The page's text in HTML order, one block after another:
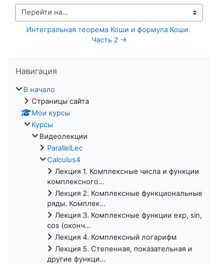
Перейти на...
Интегральная теорема Коши и формула Коши.
Часть 2 →
Навигация
В начало
Страницы сайта
Мои курсы
Курсы
Видеолекции
ParallelLec
Calculus4
Лекция 1. Комплексные числа и функции
комплексного...
Лекция 2. Комплексные функциональные
ряды. Комплек...
Лекция 3. Комплексные функции exp, sin,
cos (оконч...
Лекция 4. Комплексный логарифм
Лекция 5. Степенная, показательная и
другие функци...